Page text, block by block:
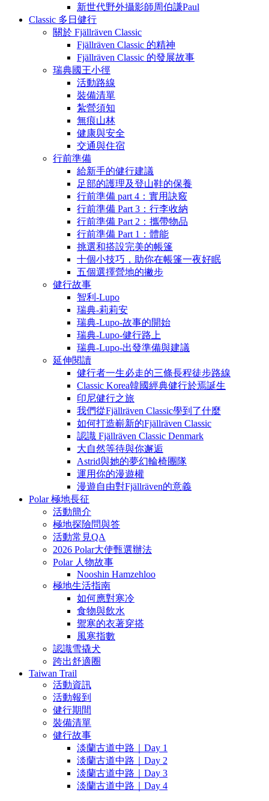
新世代野外攝影師周伯謙Paul
Classic 多日健行
關於 Fjällräven Classic
Fjällräven Classic 的精神
Fjällräven Classic 的發展故事
瑞典國王小徑
活動路線
裝備清單
紮營須知
無痕山林
健康與安全
交通與住宿
行前準備
給新手的健行建議
足部的護理及登山鞋的保養
行前準備 part 4：實用訣竅
行前準備 Part 3：行李收納
行前準備 Part 2：攜帶物品
行前準備 Part 1：體能
挑選和搭設完美的帳篷
十個小技巧，助你在帳篷一夜好眠
五個選擇營地的撇步
健行故事
智利-Lupo
瑞典-莉莉安
瑞典-Lupo-故事的開始
瑞典-Lupo-健行路上
瑞典-Lupo-出發準備與建議
延伸閱讀
健行者一生必走的三條長程徒步路線
Classic Korea韓國經典健行於焉誕生
印尼健行之旅
我們從Fjällräven Classic學到了什麼
如何打造嶄新的Fjällräven Classic
認識 Fjällräven Classic Denmark
大自然等待與你邂逅
Astrid與她的夢幻輪椅團隊
運用你的漫遊權
漫遊自由對Fjällräven的意義
Polar 極地長征
活動簡介
極地探險問與答
活動常見QA
2026 Polar大使甄選辦法
Polar 人物故事
Nooshin Hamzehloo
極地生活指南
如何應對寒冷
食物與飲水
禦寒的衣著穿搭
風寒指數
認識雪撬犬
跨出舒適圈
Taiwan Trail
活動資訊
活動報到
健行期間
裝備清單
健行故事
淡蘭古道中路｜Day 1
淡蘭古道中路｜Day 2
淡蘭古道中路｜Day 3
淡蘭古道中路｜Day 4